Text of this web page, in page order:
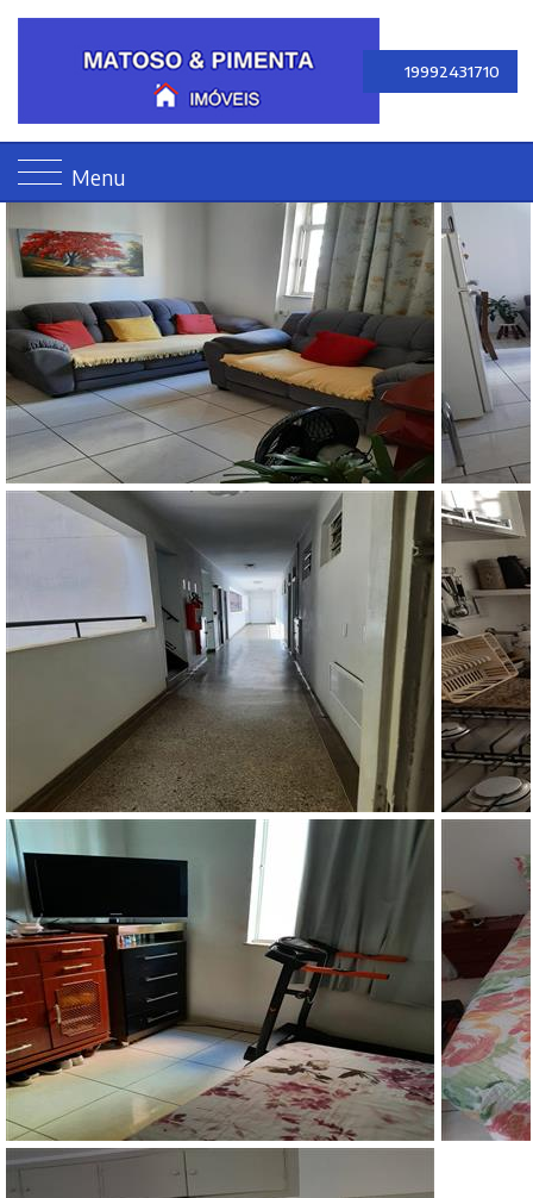
19992431710
Menu